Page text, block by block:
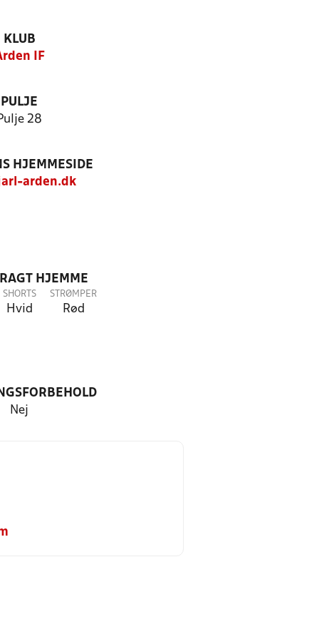
KLUB
IF
PULJE
28
HJEMMESIDE
arden.dk
HJEMME
SHORTS
Hvid
STRØMPER
Rød
Nej